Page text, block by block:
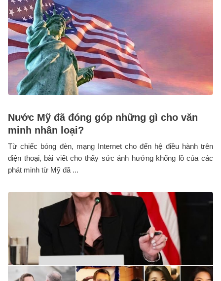
Nước Mỹ đã đóng góp những gì cho văn
minh nhân loại?
Từ chiếc bóng đèn, mạng Internet cho đến hệ điều hành trên
điện thoại, bài viết cho thấy sức ảnh hưởng khổng lồ của các
phát minh từ Mỹ đã ...